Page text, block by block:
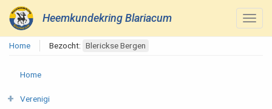
Heemkundekring Blariacum
Home Bezocht: Blerickse Bergen
Home
Verenigi